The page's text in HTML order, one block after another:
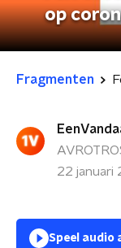
op
Fragmenten
22 januari
Speel audio